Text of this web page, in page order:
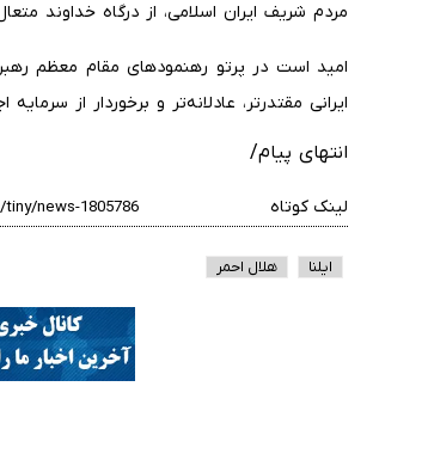
مردم شریف ایران اسلامی، از درگاه خداوند
امید است در پرتو رهنمودهای مقام معظم
ایرانی مقتدرتر، عادلانه‌تر و برخوردار از
انتهای پیام/
لینک کوتاه
ایلنا هلال احمر